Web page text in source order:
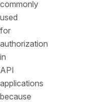
commonly
used
for
authorization
in
API
applications
because